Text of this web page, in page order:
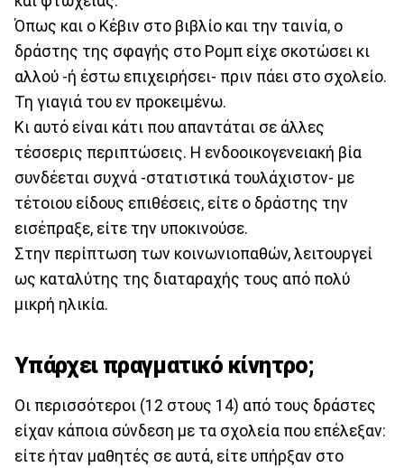
Όπως και ο Κέβιν στο βιβλίο και την ταινία, ο
δράστης της σφαγής στο Ρομπ είχε σκοτώσει κι
αλλού -ή έστω επιχειρήσει- πριν πάει στο σχολείο.
Τη γιαγιά του εν προκειμένω.
Κι αυτό είναι κάτι που απαντάται σε άλλες
τέσσερις περιπτώσεις. Η ενδοοικογενειακή βία
συνδέεται συχνά -στατιστικά τουλάχιστον- με
τέτοιου είδους επιθέσεις, είτε ο δράστης την
εισέπραξε, είτε την υποκινούσε.
Στην περίπτωση των κοινωνιοπαθών, λειτουργεί
ως καταλύτης της διαταραχής τους από πολύ
μικρή ηλικία.
Υπάρχει πραγματικό κίνητρο;
Οι περισσότεροι (12 στους 14) από τους δράστες
είχαν κάποια σύνδεση με τα σχολεία που επέλεξαν:
είτε ήταν μαθητές σε αυτά, είτε υπήρξαν στο